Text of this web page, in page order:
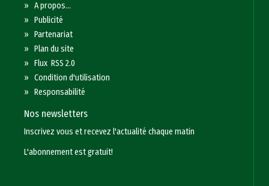
»A propos...
»Publicité
»Partenariat
»Plan du site
»Flux RSS 2.0
»Condition d'utilisation
»Responsabilité
Nos newsletters
Inscrivez vous et recevez l'actualité chaque matin
L'abonnement est gratuit!